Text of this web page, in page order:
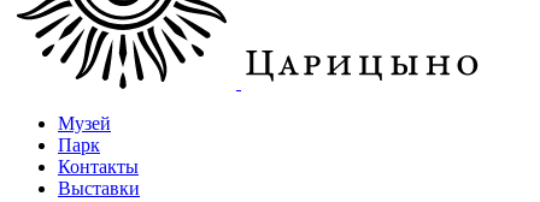
Музей
Парк
Контакты
Выставки